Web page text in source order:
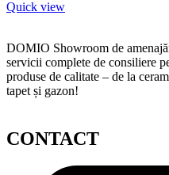
Quick view
DOMIO Showroom de
servicii complete de consiliere
produse de calitate – de la
tapet și gazon!
CONTACT